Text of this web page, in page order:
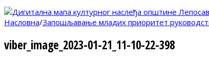
Насловна/Запошљавање младих приоритет
viber_image_2023-01-21_11-10-22-398